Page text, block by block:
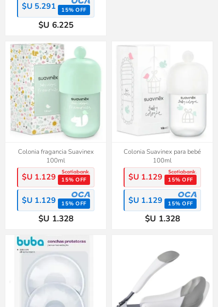
$U 5.291 15% OFF
$U 6.225
Colonia fragancia Suavinex
100ml
$U 1.129 15% OFF
$U 1.129 15% OFF
$U 1.328
Colonia Suavinex para bebé
100ml
$U 1.129 15% OFF
$U 1.129 15% OFF
$U 1.328